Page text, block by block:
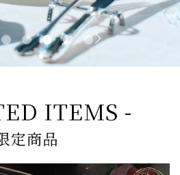
ITEMS -
定商品